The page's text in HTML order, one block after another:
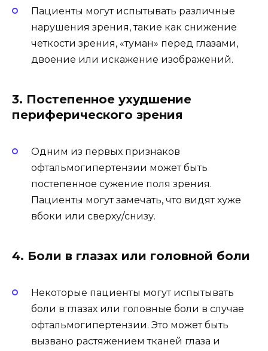
Пациенты могут испытывать различные
нарушения зрения, такие как снижение
четкости зрения, «туман» перед глазами,
двоение или искажение изображений.
3. Постепенное ухудшение
периферического зрения
Одним из первых признаков
офтальмогипертензии может быть
постепенное сужение поля зрения.
Пациенты могут замечать, что видят хуже
вбоки или сверху/снизу.
4. Боли в глазах или головной боли
Некоторые пациенты могут испытывать
боли в глазах или головные боли в случае
офтальмогипертензии. Это может быть
вызвано растяжением тканей глаза и